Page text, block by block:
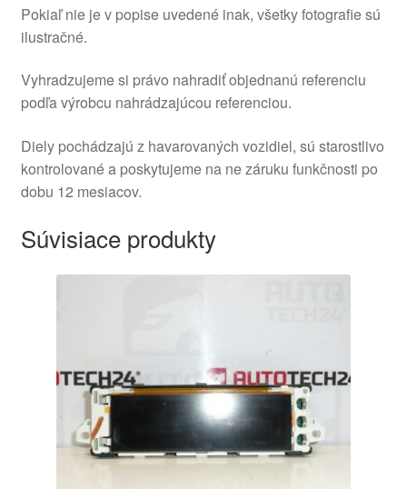
Pokiaľ nie je v popise uvedené inak, všetky fotografie sú
ilustračné.
Vyhradzujeme si právo nahradiť objednanú referenciu
podľa výrobcu nahrádzajúcou referenciou.
Diely pochádzajú z havarovaných vozidiel, sú starostlivo
kontrolované a poskytujeme na ne záruku funkčnosti po
dobu 12 mesiacov.
Súvisiace produkty